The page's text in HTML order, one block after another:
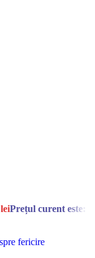
leiPrețul curent este: